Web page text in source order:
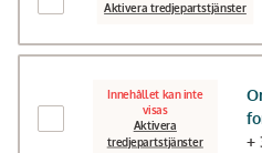
Aktivera tredjepartstjänster
Innehållet kan inte
visas
Aktivera
tredjepartstjänster
+